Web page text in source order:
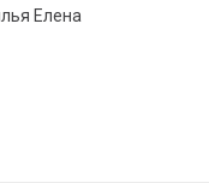
Елена